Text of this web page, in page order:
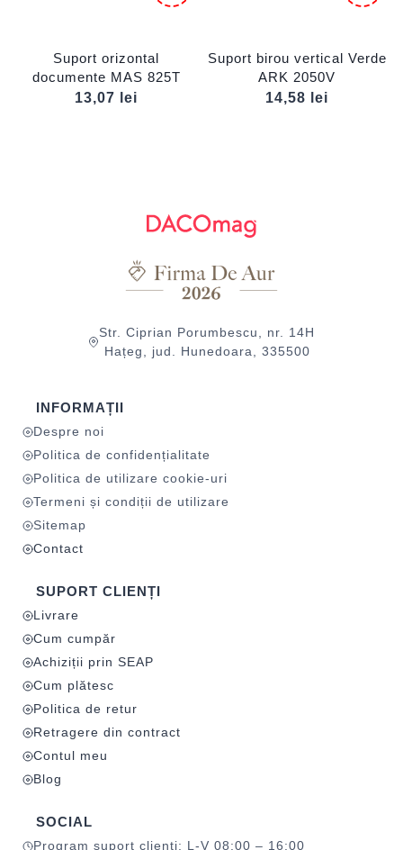
Suport orizontal
documente MAS 825T
13,07
lei
Suport birou vertical Verde
ARK 2050V
14,58
lei
Str. Ciprian Porumbescu, nr. 14H
Hațeg, jud. Hunedoara, 335500
INFORMAȚII
Despre noi
Politica de confidențialitate
Politica de utilizare cookie-uri
Termeni și condiții de utilizare
Sitemap
Contact
SUPORT CLIENȚI
Livrare
Cum cumpăr
Achiziții prin SEAP
Cum plătesc
Politica de retur
Retragere din contract
Contul meu
Blog
SOCIAL
Program suport clienți: L-V 08:00 – 16:00